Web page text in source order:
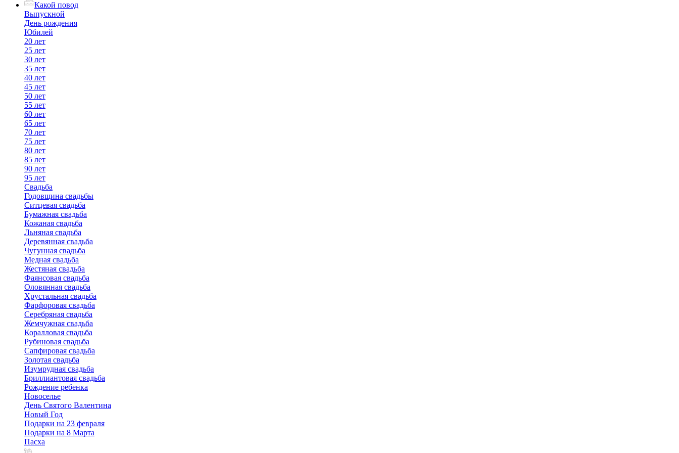
Какой повод
Выпускной
День рождения
Юбилей
20 лет
25 лет
30 лет
35 лет
40 лет
45 лет
50 лет
55 лет
60 лет
65 лет
70 лет
75 лет
80 лет
85 лет
90 лет
95 лет
Свадьба
Годовщина свадьбы
Ситцевая свадьба
Бумажная свадьба
Кожаная свадьба
Льняная свадьба
Деревянная свадьба
Чугунная свадьба
Медная свадьба
Жестяная свадьба
Фаянсовая свадьба
Оловянная свадьба
Хрустальная свадьба
Фарфоровая свадьба
Серебряная свадьба
Жемчужная свадьба
Коралловая свадьба
Рубиновая свадьба
Сапфировая свадьба
Золотая свадьба
Изумрудная свадьба
Бриллиантовая свадьба
Рождение ребенка
Новоселье
День Святого Валентина
Новый Год
Подарки на 23 февраля
Подарки на 8 Марта
Пасха